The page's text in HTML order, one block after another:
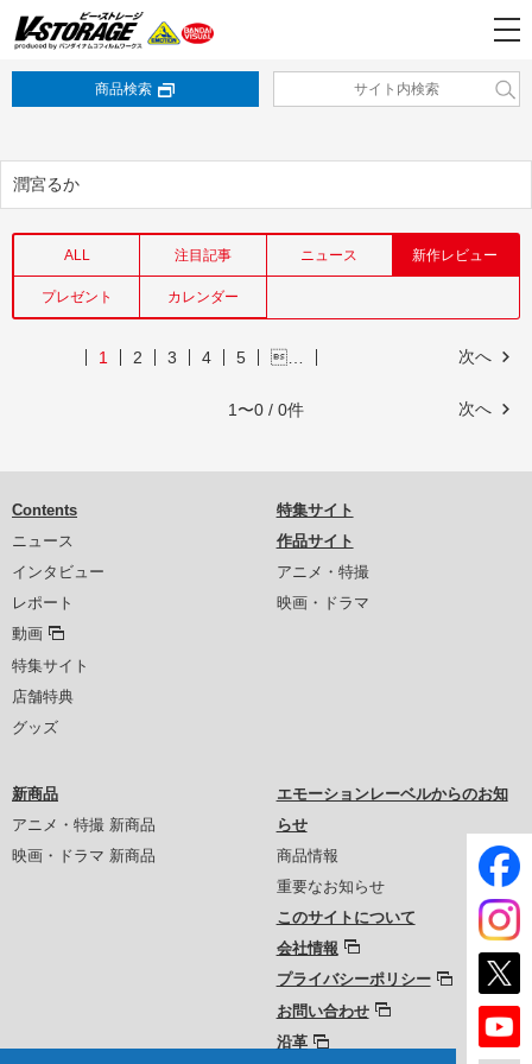
商品検索
潤宮るか
ALL 注目記事 ニュース 新作レビュー
プレゼント カレンダー
次へ
1 2 3 4 5 …
次へ
1〜0 / 0件
Contents
ニュース
インタビュー
レポート
動画
特集サイト
店舗特典
グッズ
特集サイト
作品サイト
アニメ・特撮
映画・ドラマ
新商品
アニメ・特撮 新商品
映画・ドラマ 新商品
エモーションレーベルからのお知
らせ
商品情報
重要なお知らせ
このサイトについて
会社情報
プライバシーポリシー
お問い合わせ
沿革